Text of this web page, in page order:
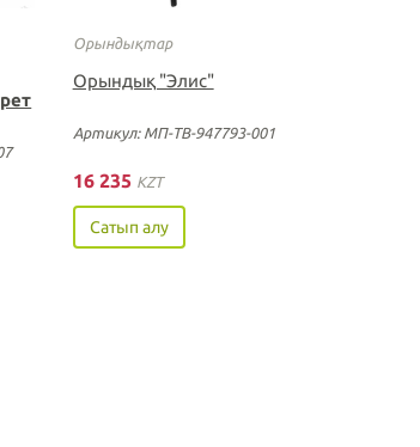
Орындықтар
Орындық "Элис"
Артикул: МП-ТВ-947793-001
16 235 KZT
Сатып алу